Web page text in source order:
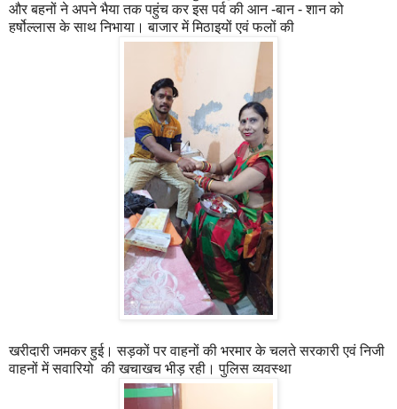
और बहनों ने अपने भैया तक पहुंच कर इस पर्व की आन -बान - शान को
हर्षोल्लास के साथ निभाया। बाजार में मिठाइयों एवं फलों की
खरीदारी जमकर हुई। सड़कों पर वाहनों की भरमार के चलते सरकारी एवं निजी
वाहनों में सवारियो की खचाखच भीड़ रही। पुलिस व्यवस्था